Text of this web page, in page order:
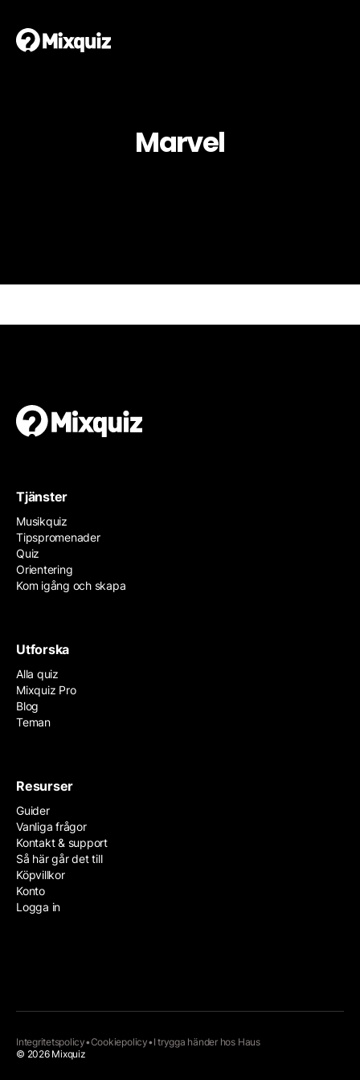
Marvel
Tjänster
Musikquiz
Tipspromenader
Quiz
Orientering
Kom igång och skapa
Utforska
Alla quiz
Mixquiz Pro
Blog
Teman
Resurser
Guider
Vanliga frågor
Kontakt & support
Så här går det till
Köpvillkor
Konto
Logga in
© 2026 Mixquiz
Integritetspolicy•Cookiepolicy•I trygga händer hos Haus